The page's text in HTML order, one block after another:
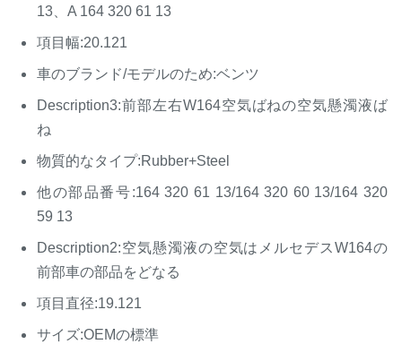
13、A 164 320 61 13
項目幅:20.121
車のブランド/モデルのため:ベンツ
Description3:前部左右W164空気ばねの空気懸濁液ば
ね
物質的なタイプ:Rubber+Steel
他の部品番号:164 320 61 13/164 320 60 13/164 320
59 13
Description2:空気懸濁液の空気はメルセデスW164の
前部車の部品をどなる
項目直径:19.121
サイズ:OEMの標準